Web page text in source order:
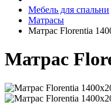
Мебель для спальни
Матрасы
Матрас Florentia
Матрас